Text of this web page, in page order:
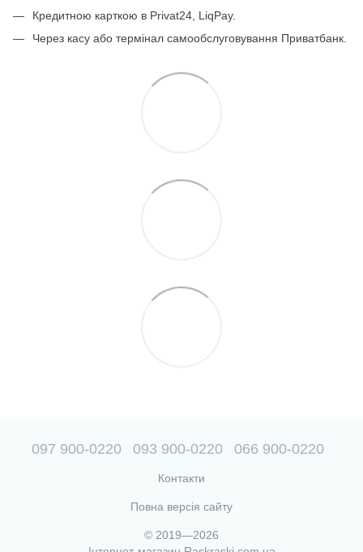
Кредитною карткою в Privat24, LiqPay.
Через касу або термінал самообслуговування Приватбанк.
097 900-0220 093 900-0220 066 900-0220
Контакти
Повна версія сайту
© 2019—2026